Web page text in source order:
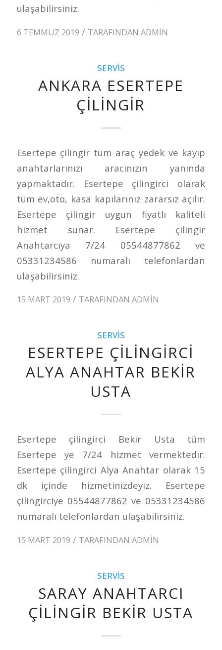
ulaşabilirsiniz.
6 TEMMUZ 2019 / TARAFINDAN ADMIN
SERVIS
ANKARA ESERTEPE
ÇILINGIR
Esertepe çilingir tüm araç yedek ve kayıp
anahtarlarınızı aracınızın yanında
yapmaktadır. Esertepe çilingirci olarak
tüm ev,oto, kasa kapılarınız zararsız açılır.
Esertepe çilingir uygun fiyatlı kaliteli
hizmet sunar. Esertepe çilingir
Anahtarcıya 7/24 05544877862 ve
05331234586 numaralı telefonlardan
ulaşabilirsiniz.
15 MART 2019 / TARAFINDAN ADMIN
SERVIS
ESERTEPE ÇILINGIRCI
ALYA ANAHTAR BEKIR
USTA
Esertepe çilingirci Bekir Usta tüm
Esertepe ye 7/24 hizmet vermektedir.
Esertepe çilingirci Alya Anahtar olarak 15
dk içinde hizmetinizdeyiz. Esertepe
çilingirciye 05544877862 ve 05331234586
numaralı telefonlardan ulaşabilirsiniz.
15 MART 2019 / TARAFINDAN ADMIN
SERVIS
SARAY ANAHTARCI
ÇILINGIR BEKIR USTA